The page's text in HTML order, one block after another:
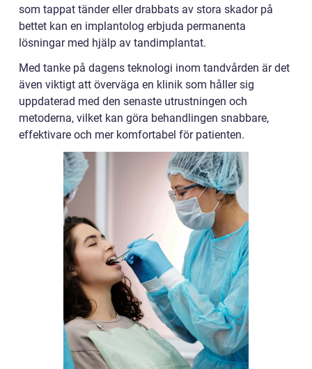
som tappat tänder eller drabbats av stora skador på
bettet kan en implantolog erbjuda permanenta
lösningar med hjälp av tandimplantat.
Med tanke på dagens teknologi inom tandvården är det
även viktigt att överväga en klinik som håller sig
uppdaterad med den senaste utrustningen och
metoderna, vilket kan göra behandlingen snabbare,
effektivare och mer komfortabel för patienten.